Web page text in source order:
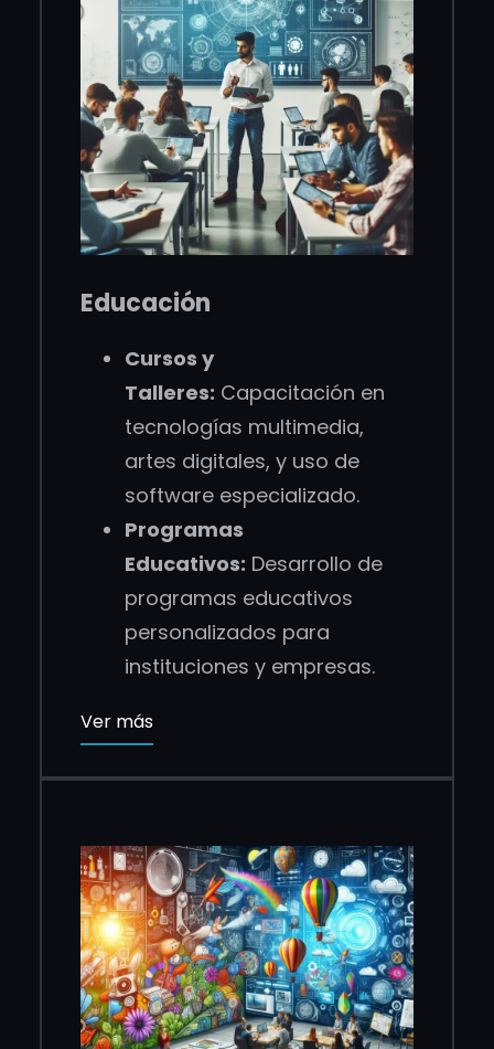
Educación
Cursos y
Talleres: Capacitación en
tecnologías multimedia,
artes digitales, y uso de
software especializado.
Programas
Educativos: Desarrollo de
programas educativos
personalizados para
instituciones y empresas.
Ver más